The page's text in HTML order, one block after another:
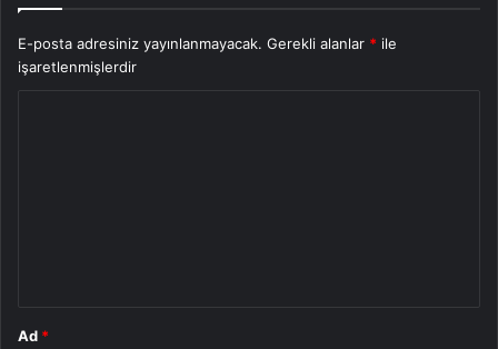
E-posta adresiniz yayınlanmayacak. Gerekli alanlar * ile
işaretlenmişlerdir
Ad *